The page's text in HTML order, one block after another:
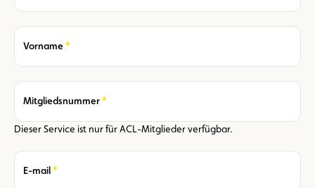
Vorname
Required
Mitgliedsnummer
Required
Dieser Service ist nur für ACL-Mitglieder verfügbar.
E-mail
Required